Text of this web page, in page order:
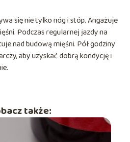
się nie tylko nóg i stóp. Angażuje
Podczas regularnej jazdy na
nad budową mięśni. Pół godziny
aby uzyskać dobrą kondycję i
także: